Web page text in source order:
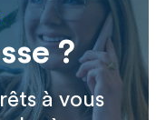
?
à vous